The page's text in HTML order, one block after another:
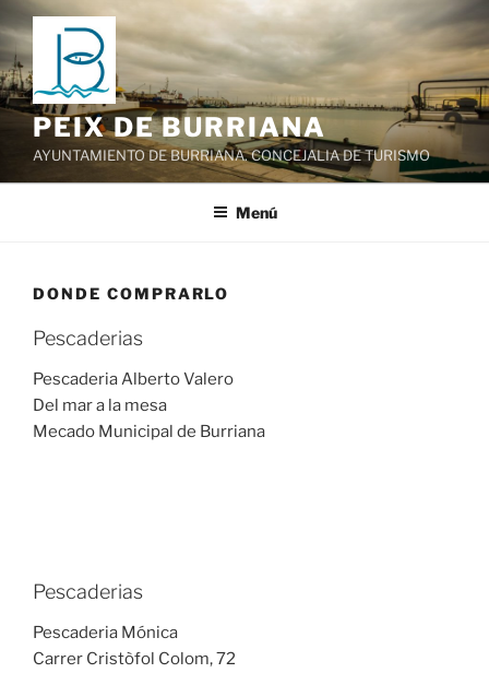
Saltar
al
contenido
PEIX DE BURRIANA
AYUNTAMIENTO DE BURRIANA. CONCEJALIA DE TURISMO
Menú
DONDE COMPRARLO
Pescaderias
Pescaderia Alberto Valero
Del mar a la mesa
Mecado Municipal de Burriana
Pescaderias
Pescaderia Mónica
Carrer Cristòfol Colom, 72